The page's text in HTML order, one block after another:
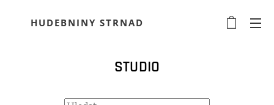
HUDEBNINY STRNAD
STUDIO